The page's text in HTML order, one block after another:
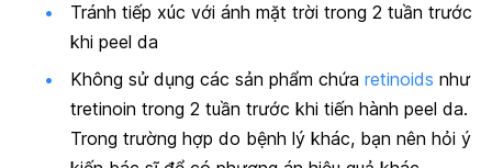
Tránh tiếp xúc với ánh mặt trời trong 2 tuần trước
khi peel da
Không sử dụng các sản phẩm chứa retinoids như
tretinoin trong 2 tuần trước khi tiến hành peel da.
Trong trường hợp do bệnh lý khác, bạn nên hỏi ý